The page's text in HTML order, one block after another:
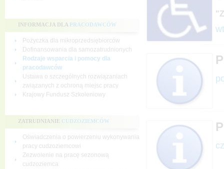
INFORMACJA DLA PRACODAWCÓW
Pożyczka dla mikroprzedsiębiorców
Dofinansowania dla samozatrudnionych
Rodzaje wsparcia i pomocy dla
pracodawców
Ustawa o szczególnych rozwiązaniach
związanych z ochroną miejsc pracy
Krajowy Fundusz Szkoleniowy
ZATRUDNIANIE CUDZOZIEMCÓW
Oświadczenia o powierzeniu wykonywania
pracy cudzoziemcowi
Zezwolenie na pracę sezonową
cudzoziemca